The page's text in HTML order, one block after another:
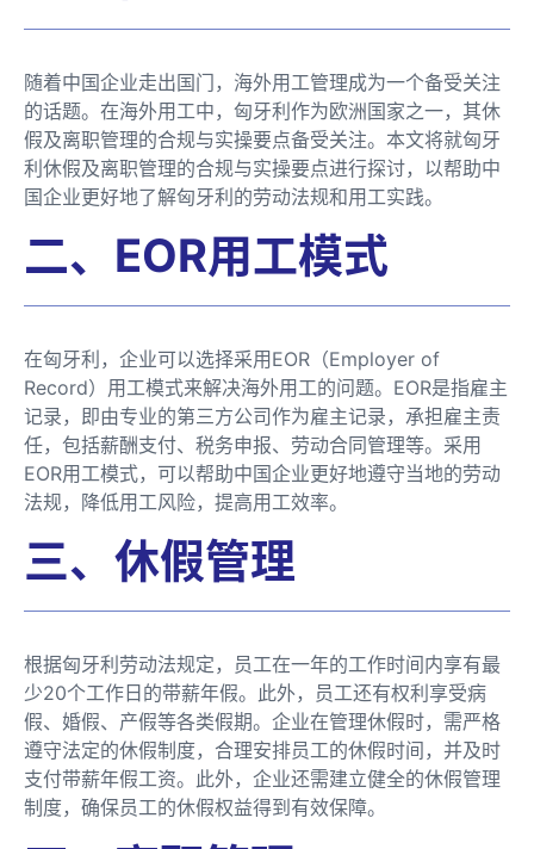
随着中国企业走出国门，海外用工管理成为一个备受关注
的话题。在海外用工中，匈牙利作为欧洲国家之一，其休
假及离职管理的合规与实操要点备受关注。本文将就匈牙
利休假及离职管理的合规与实操要点进行探讨，以帮助中
国企业更好地了解匈牙利的劳动法规和用工实践。
二、EOR用工模式
在匈牙利，企业可以选择采用EOR（Employer of
Record）用工模式来解决海外用工的问题。EOR是指雇主
记录，即由专业的第三方公司作为雇主记录，承担雇主责
任，包括薪酬支付、税务申报、劳动合同管理等。采用
EOR用工模式，可以帮助中国企业更好地遵守当地的劳动
法规，降低用工风险，提高用工效率。
三、休假管理
根据匈牙利劳动法规定，员工在一年的工作时间内享有最
少20个工作日的带薪年假。此外，员工还有权利享受病
假、婚假、产假等各类假期。企业在管理休假时，需严格
遵守法定的休假制度，合理安排员工的休假时间，并及时
支付带薪年假工资。此外，企业还需建立健全的休假管理
制度，确保员工的休假权益得到有效保障。